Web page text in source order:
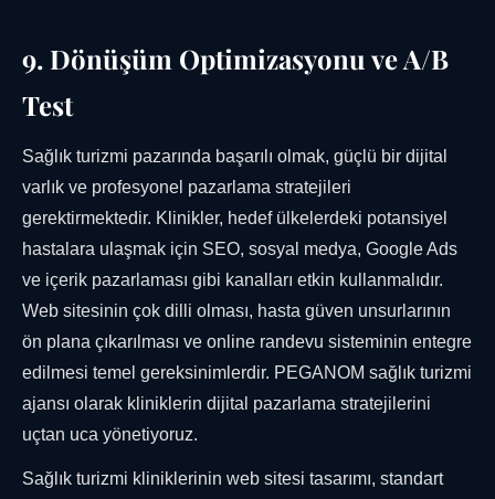
9. Dönüşüm Optimizasyonu ve A/B
Test
Sağlık turizmi pazarında başarılı olmak, güçlü bir dijital
varlık ve profesyonel pazarlama stratejileri
gerektirmektedir. Klinikler, hedef ülkelerdeki potansiyel
hastalara ulaşmak için SEO, sosyal medya, Google Ads
ve içerik pazarlaması gibi kanalları etkin kullanmalıdır.
Web sitesinin çok dilli olması, hasta güven unsurlarının
ön plana çıkarılması ve online randevu sisteminin entegre
edilmesi temel gereksinimlerdir. PEGANOM sağlık turizmi
ajansı olarak kliniklerin dijital pazarlama stratejilerini
uçtan uca yönetiyoruz.
Sağlık turizmi kliniklerinin web sitesi tasarımı, standart